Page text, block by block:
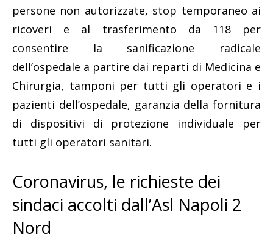
persone non autorizzate, stop temporaneo ai
ricoveri e al trasferimento da 118 per
consentire la sanificazione radicale
dell’ospedale a partire dai reparti di Medicina e
Chirurgia, tamponi per tutti gli operatori e i
pazienti dell’ospedale, garanzia della fornitura
di dispositivi di protezione individuale per
tutti gli operatori sanitari.
Coronavirus, le richieste dei
sindaci accolti dall’Asl Napoli 2
Nord